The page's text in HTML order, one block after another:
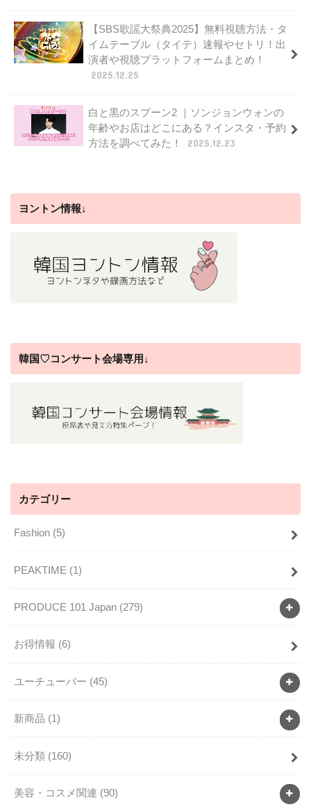
【SBS歌謡大祭典2025】無料視聴方法・タ
イムテーブル（タイテ）速報やセトリ！出
演者や視聴プラットフォームまとめ！
2025.12.25
白と黒のスプーン2 ｜ソンジョンウォンの
年齢やお店はどこにある？インスタ・予約
方法を調べてみた！
2025.12.23
ヨントン情報↓
韓国♡コンサート会場専用↓
カテゴリー
Fashion (5)
PEAKTIME (1)
PRODUCE 101 Japan (279)
お得情報 (6)
ユーチューバー (45)
新商品 (1)
未分類 (160)
美容・コスメ関連 (90)